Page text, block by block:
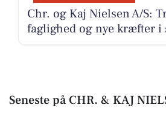
Chr. og Kaj Nielsen A/S:
faglighed og nye kræfter i
Seneste på CHR. & KAJ